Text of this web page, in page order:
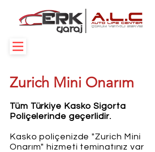
Zurich Mini Onarım
Tüm Türkiye Kasko Sigorta
Poliçelerinde geçerlidir.
Kasko poliçenizde "Zurich Mini
Onarım" hizmeti teminatınız var